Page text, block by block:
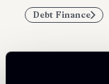
Debt Finance